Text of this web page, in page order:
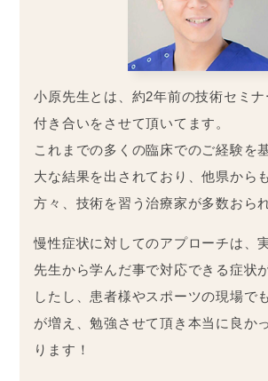
小原先生とは、約2年前の技術セミ
付き合いをさせて頂いてます。
これまでの多くの臨床でのご経験を
大な結果を出されており、他県から
方々、技術を習う治療家が多数おら
慢性症状に対してのアプローチは、
先生から学んだ事で対応できる症状
したし、患者様やスポーツの現場で
が増え、勉強させて頂き本当に良か
ります！